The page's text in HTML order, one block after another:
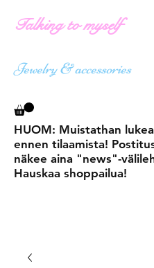
Talking to myself
Jewelry & accessories
HUOM: Muistathan
ennen tilaamista!
näkee aina "news"-
Hauskaa shoppailua!